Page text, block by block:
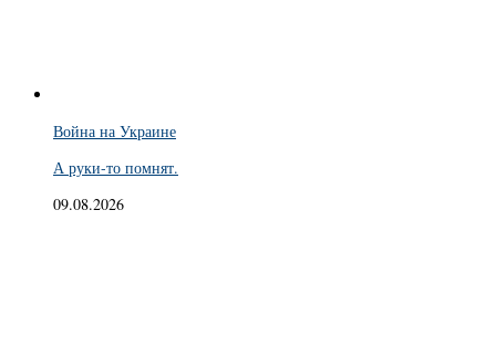
Война на Украине
А руки-то помнят.
09.08.2026